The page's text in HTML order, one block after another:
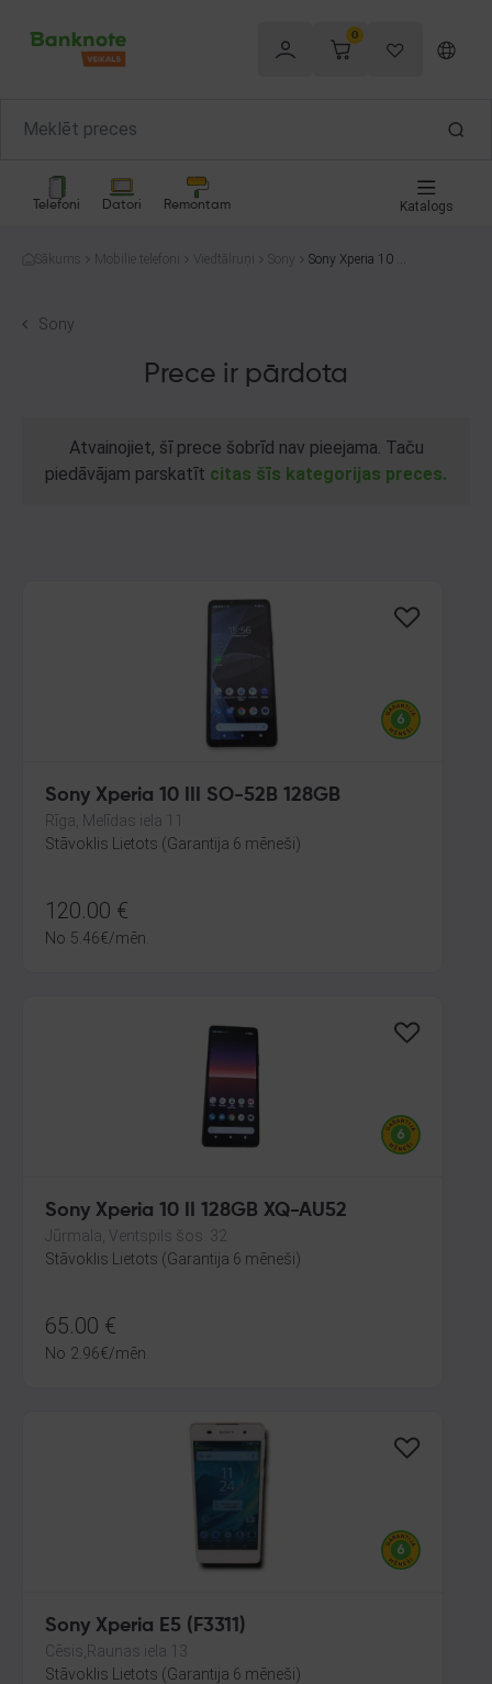
0
Telefoni Datori Remontam Katalogs
Sākums Mobilie telefoni Viedtālruņi Sony
Sony Xperia 10 III
Sony
Prece ir pārdota
Atvainojiet, šī prece šobrīd nav pieejama. Taču
piedāvājam parskatīt citas šīs kategorijas preces.
Sony Xperia 10 III SO-52B 128GB
Rīga, Melīdas iela 11
Stāvoklis Lietots (Garantija 6 mēneši)
120.00 €
No 5.46€/mēn.
Sony Xperia 10 II 128GB XQ-AU52
Jūrmala, Ventspils šos. 32
Stāvoklis Lietots (Garantija 6 mēneši)
65.00 €
No 2.96€/mēn.
Sony Xperia E5 (F3311)
Cēsis,Raunas iela 13
Stāvoklis Lietots (Garantija 6 mēneši)